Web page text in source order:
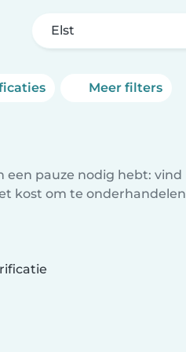
Elst
Meer filters
een pauze nodig hebt: vind
kost om te onderhandelen